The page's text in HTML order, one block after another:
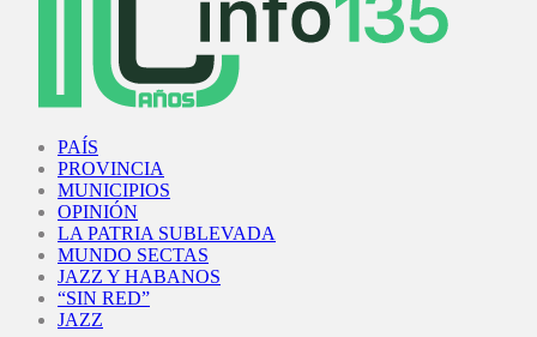
PAÍS
PROVINCIA
MUNICIPIOS
OPINIÓN
LA PATRIA SUBLEVADA
MUNDO SECTAS
JAZZ Y HABANOS
“SIN RED”
JAZZ